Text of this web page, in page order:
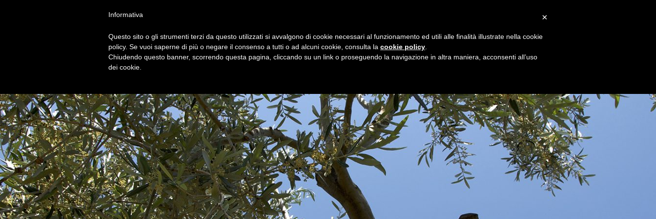
HOME ORGANIZZAZIONE SERVIZI PROGETTI NEWS
×
Informativa
Questo sito o gli strumenti terzi da questo utilizzati si avvalgono di cookie necessari al funzionamento ed utili alle finalità illustrate nella cookie
policy. Se vuoi saperne di più o negare il consenso a tutti o ad alcuni cookie, consulta la cookie policy
Chiudendo questo banner, scorrendo questa pagina, cliccando su un link o proseguendo la navigazione in altra maniera, acconsenti all’uso
dei cookie.